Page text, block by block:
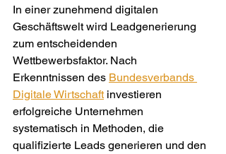
In einer zunehmend digitalen
Geschäftswelt wird Leadgenerierung
zum entscheidenden
Wettbewerbsfaktor. Nach
Erkenntnissen des Bundesverbands
Digitale Wirtschaft investieren
erfolgreiche Unternehmen
systematisch in Methoden, die
qualifizierte Leads generieren und den